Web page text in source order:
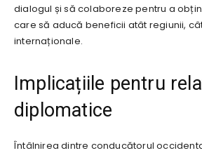
dialogul și să colaboreze pentru a
care să aducă beneficii atât regiunii,
internaționale.
Implicațiile pentru
diplomatice
Întâlnirea dintre conducătorul